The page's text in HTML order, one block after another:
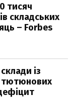
тисяч
складських
– Forbes
із
тютюнових